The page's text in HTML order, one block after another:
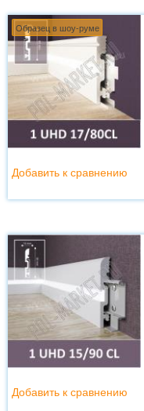
Образец в шоу-руме
Добавить к сравнению
Добавить к сравнению